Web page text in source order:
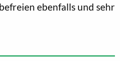
ebenfalls und sehr